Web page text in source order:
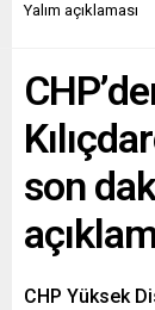
Yalım açıklaması
son
CHP Yüksek